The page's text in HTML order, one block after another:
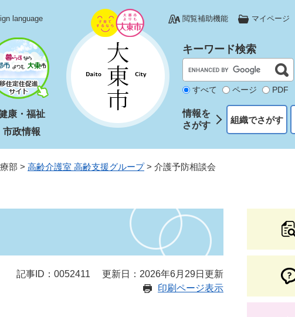
language 閲覧補助機能 マイページ
康・福祉
市政情報
キーワード検索
すべて ページ PDF
情報を
さがす
組織でさがす
部 > 高齢介護室 高齢支援グループ > 介護予防相談会
記事ID：0052411
更新日：2026年6月29日更新
印刷ページ表示